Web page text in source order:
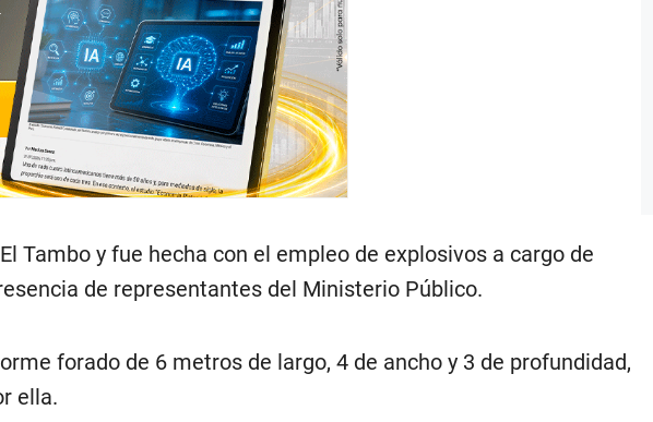
Tambo y fue hecha con el empleo de explosivos a cargo de
de representantes del Ministerio Público.
forado de 6 metros de largo, 4 de ancho y 3 de profundidad,
ella.